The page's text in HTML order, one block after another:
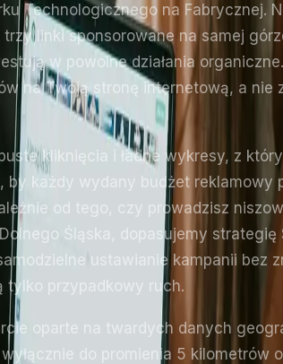
Technologicznego na Fabrycznej.
linki sponsorowane na samej
w powolne działania
na Twoją stronę internetową, a
kliknięcia i ładne wykresy, z
by każdy wydany budżet reklamowy
od tego, czy prowadzisz
Śląska, dopasujemy
ustawianie kampanii bez
tylko przypadkowy ruch.
oparte na twardych danych
do promienia 5